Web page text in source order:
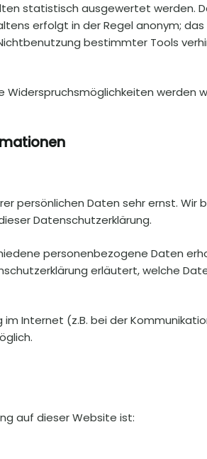
statistisch ausgewertet werden.
erfolgt in der Regel anonym;
bestimmter Tools
Widerspruchsmöglichkeiten werden
persönlichen Daten sehr ernst.
Datenschutzerklärung.
personenbezogene Daten
erläutert, welche
Internet (z.B. bei der
auf dieser Website ist: